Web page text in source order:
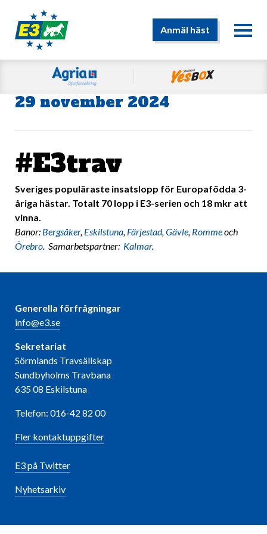
Anmäl häst
29 november 2024
#E3trav
Sveriges populäraste insatslopp för Europafödda 3-
åriga hästar. Totalt 70 lopp i E3-serien och 18 mkr att
vinna.
Banor: Bergsåker, Eskilstuna, Färjestad,Gävle, Rommeoch
Örebro. Samarbetspartner: Kalmar.
Generella förfrågningar
info@e3.se
Sekretariat
Sörmlands Travsällskap
Sundbyholms Travbana
635 08 Eskilstuna
Telefon: 016-42 82 00
Fler kontaktuppgifter
E3 på Twitter
Nyhetsarkiv